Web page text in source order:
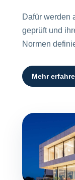
Dafür werden
geprüft und
Normen
Mehr